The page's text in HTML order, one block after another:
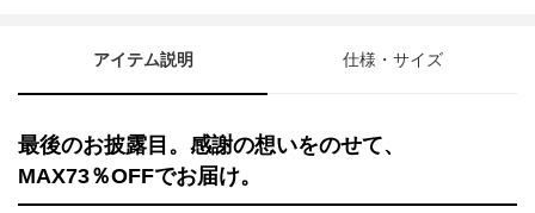
アイテム説明 仕様・サイズ
最後のお披露目。感謝の想いをのせて、
MAX73％OFFでお届け。